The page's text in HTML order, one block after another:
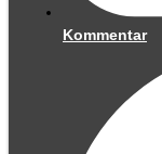
Kommentar